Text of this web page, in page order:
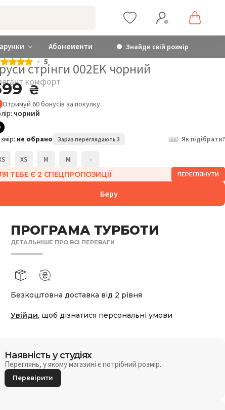
Абонементи Знайди свій розмір
5
стрінги 002EK чорний
комфорт
₴
Отримуй 60бонусів за покупку
чорний
не обрано Зараз переглядають 3 Як підібрати?
XS M M -
ТЕБЕ Є 2 СПЕЦПРОПОЗИЦІЇ ПЕРЕГЛЯНУТИ
Беру
ПРОГРАМА ТУРБОТИ
ДЕТАЛЬНІШЕ ПРО ВСІ ПЕРЕВАГИ
Безкоштовна доставка від 2 рівня
Увійди, щоб дізнатися персональні умови
Наявність у студіях
Переглянь, у якому магазині є потрібний розмір.
Перевірити